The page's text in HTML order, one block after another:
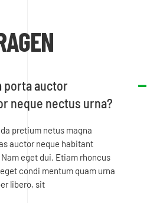
porta auctor
neque nectus urna?
pretium netus magna
auctor neque habitant
eget dui. Etiam rhoncus
condi mentum quam urna
libero, sit